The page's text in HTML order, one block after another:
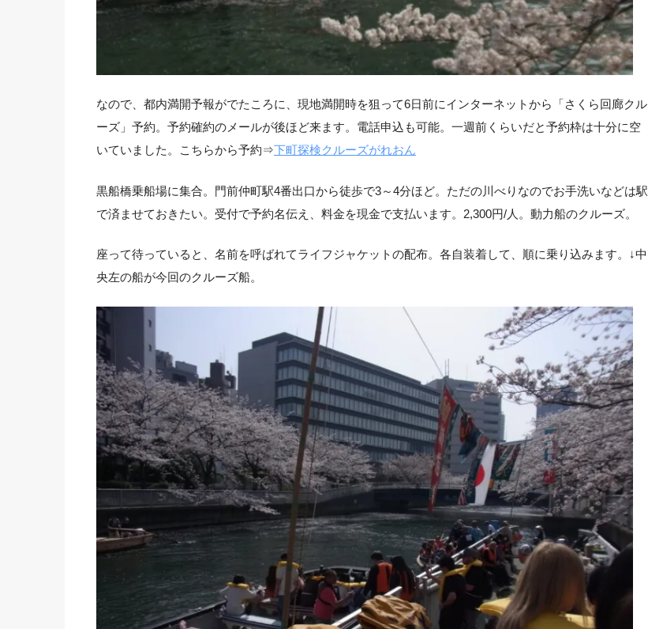
なので、都内満開予報がでたころに、現地満開時を狙って6日前にインターネットから「さくら回廊クル
ーズ」予約。予約確約のメールが後ほど来ます。電話申込も可能。一週前くらいだと予約枠は十分に空
いていました。こちらから予約⇒下町探検クルーズがれおん
黒船橋乗船場に集合。門前仲町駅4番出口から徒歩で3～4分ほど。ただの川べりなのでお手洗いなどは駅
で済ませておきたい。受付で予約名伝え、料金を現金で支払います。2,300円/人。動力船のクルーズ。
座って待っていると、名前を呼ばれてライフジャケットの配布。各自装着して、順に乗り込みます。↓中
央左の船が今回のクルーズ船。